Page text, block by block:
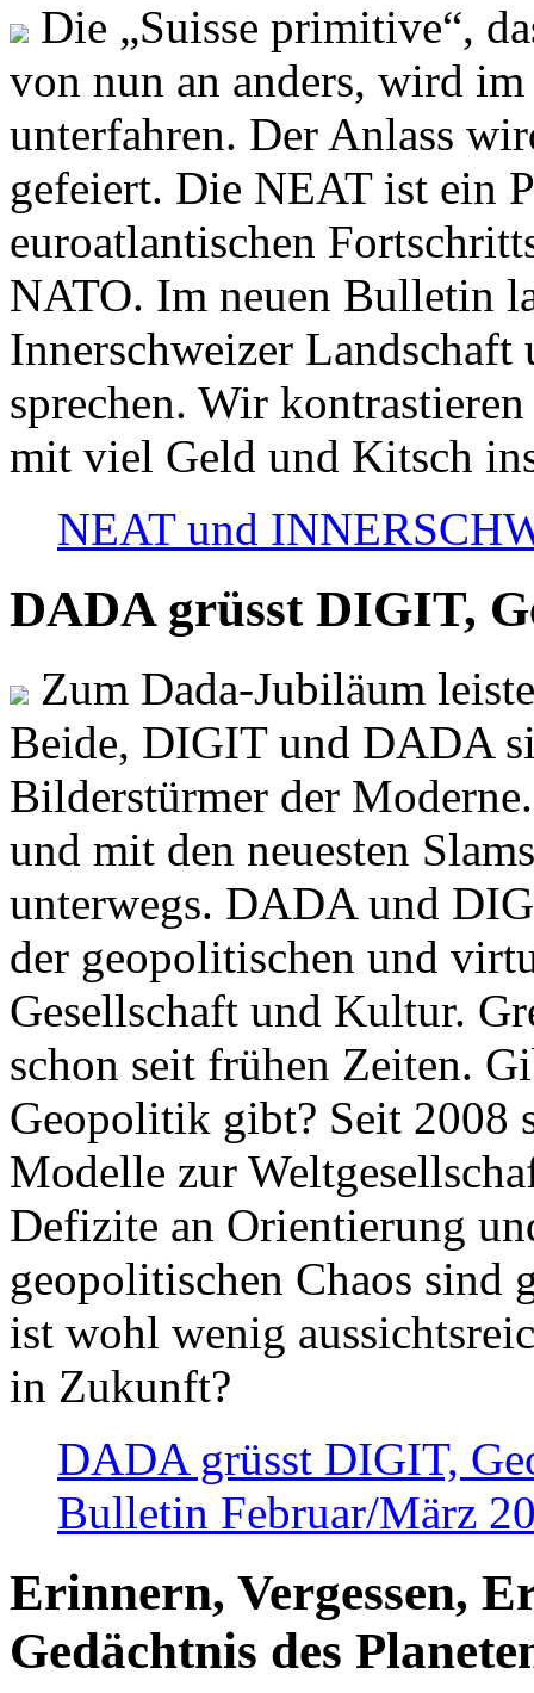
Die „Suisse primitive“,
von nun an anders, wird
unterfahren. Der Anlass
gefeiert. Die NEAT ist ein
euroatlantischen
NATO. Im neuen Bulletin
Innerschweizer
sprechen. Wir
mit viel Geld und Kitsch
NEAT und
DADA grüsst DIGIT,
Zum Dada-Jubiläum
Beide, DIGIT und DADA
Bilderstürmer der
und mit den neuesten
unterwegs. DADA und
der geopolitischen und
Gesellschaft und Kultur.
schon seit frühen Zeiten.
Geopolitik gibt? Seit 2008
Modelle zur
Defizite an Orientierung
geopolitischen Chaos sind
ist wohl wenig
in Zukunft?
DADA grüsst DIGIT,
Bulletin Februar/März
Erinnern, Vergessen,
Gedächtnis des